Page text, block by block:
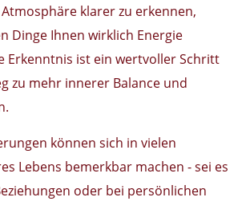
klarer zu erkennen,
Dinge Ihnen wirklich Energie
Erkenntnis ist ein wertvoller Schritt
zu mehr innerer Balance und
können sich in vielen
Lebens bemerkbar machen - sei es
oder bei persönlichen